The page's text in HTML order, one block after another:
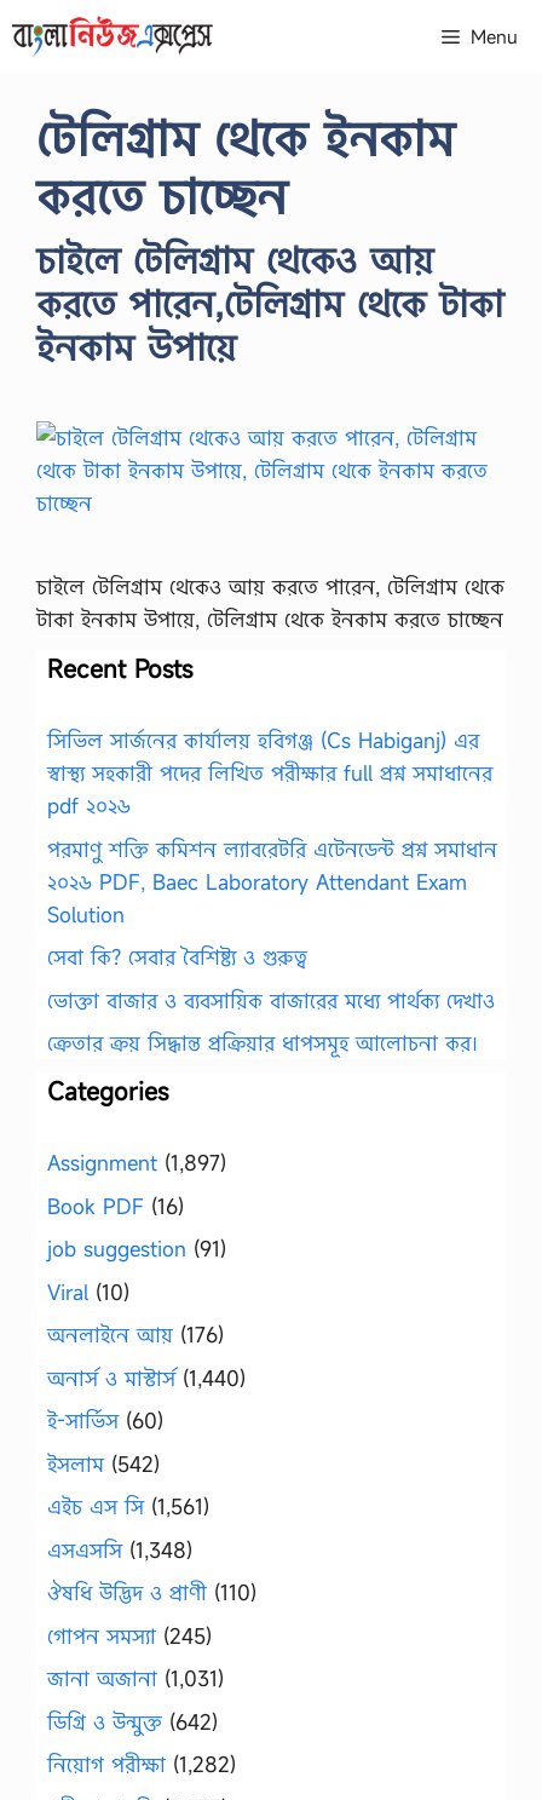
to
Menu
টেলিগ্রাম থেকে ইনকাম
করতে চাচ্ছেন
চাইলে টেলিগ্রাম থেকেও আয়
করতে পারেন,টেলিগ্রাম থেকে টাকা
ইনকাম উপায়ে
চাইলে টেলিগ্রাম থেকেও আয় করতে পারেন, টেলিগ্রাম থেকে
টাকা ইনকাম উপায়ে, টেলিগ্রাম থেকে ইনকাম করতে চাচ্ছেন
Recent Posts
সিভিল সার্জনের কার্যালয় হবিগঞ্জ (Cs Habiganj) এর
স্বাস্থ্য সহকারী পদের লিখিত পরীক্ষার full প্রশ্ন সমাধানের
pdf ২০২৬
পরমাণু শক্তি কমিশন ল্যাবরেটরি এটেনডেন্ট প্রশ্ন সমাধান
২০২৬ PDF, Baec Laboratory Attendant Exam
Solution
সেবা কি? সেবার বৈশিষ্ট্য ও গুরুত্ব
ভোক্তা বাজার ও ব্যবসায়িক বাজারের মধ্যে পার্থক্য দেখাও
ক্রেতার ক্রয় সিদ্ধান্ত প্রক্রিয়ার ধাপসমূহ আলোচনা কর।
Categories
Assignment (1,897)
Book PDF (16)
job suggestion (91)
Viral (10)
অনলাইনে আয় (176)
অনার্স ও মাস্টার্স(1,440)
ই-সার্ভিস(60)
ইসলাম(542)
এইচ এস সি(1,561)
এসএসসি(1,348)
ঔষধি উদ্ভিদ ও প্রাণী (110)
গোপন সমস্যা (245)
জানা অজানা (1,031)
ডিগ্রি ও উন্মুক্ত (642)
নিয়োগ পরীক্ষা (1,282)